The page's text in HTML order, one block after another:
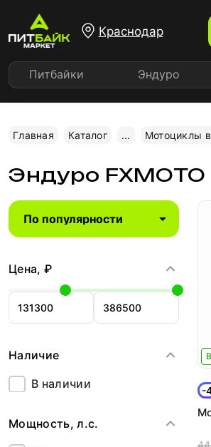
Краснодар
Питбайки Эндуро
Главная Каталог ... Мотоциклы
Эндуро FXMOTO
Цена, ₽
Наличие
В наличии
Мощность, л.с.
-